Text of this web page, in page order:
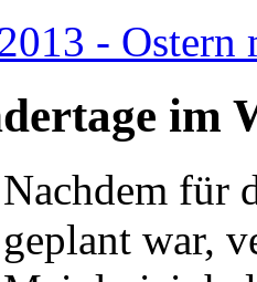
-
im
Nachdem für
geplant war,